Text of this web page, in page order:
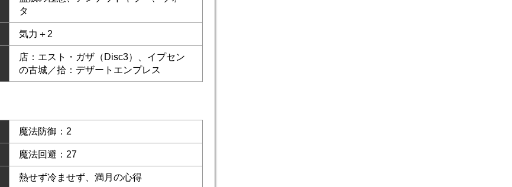
タ
気力＋2
店：エスト・ガザ（Disc3）、イプセン
の古城／拾：デザートエンプレス
魔法防御：2
魔法回避：27
熱せず冷ませず、満月の心得